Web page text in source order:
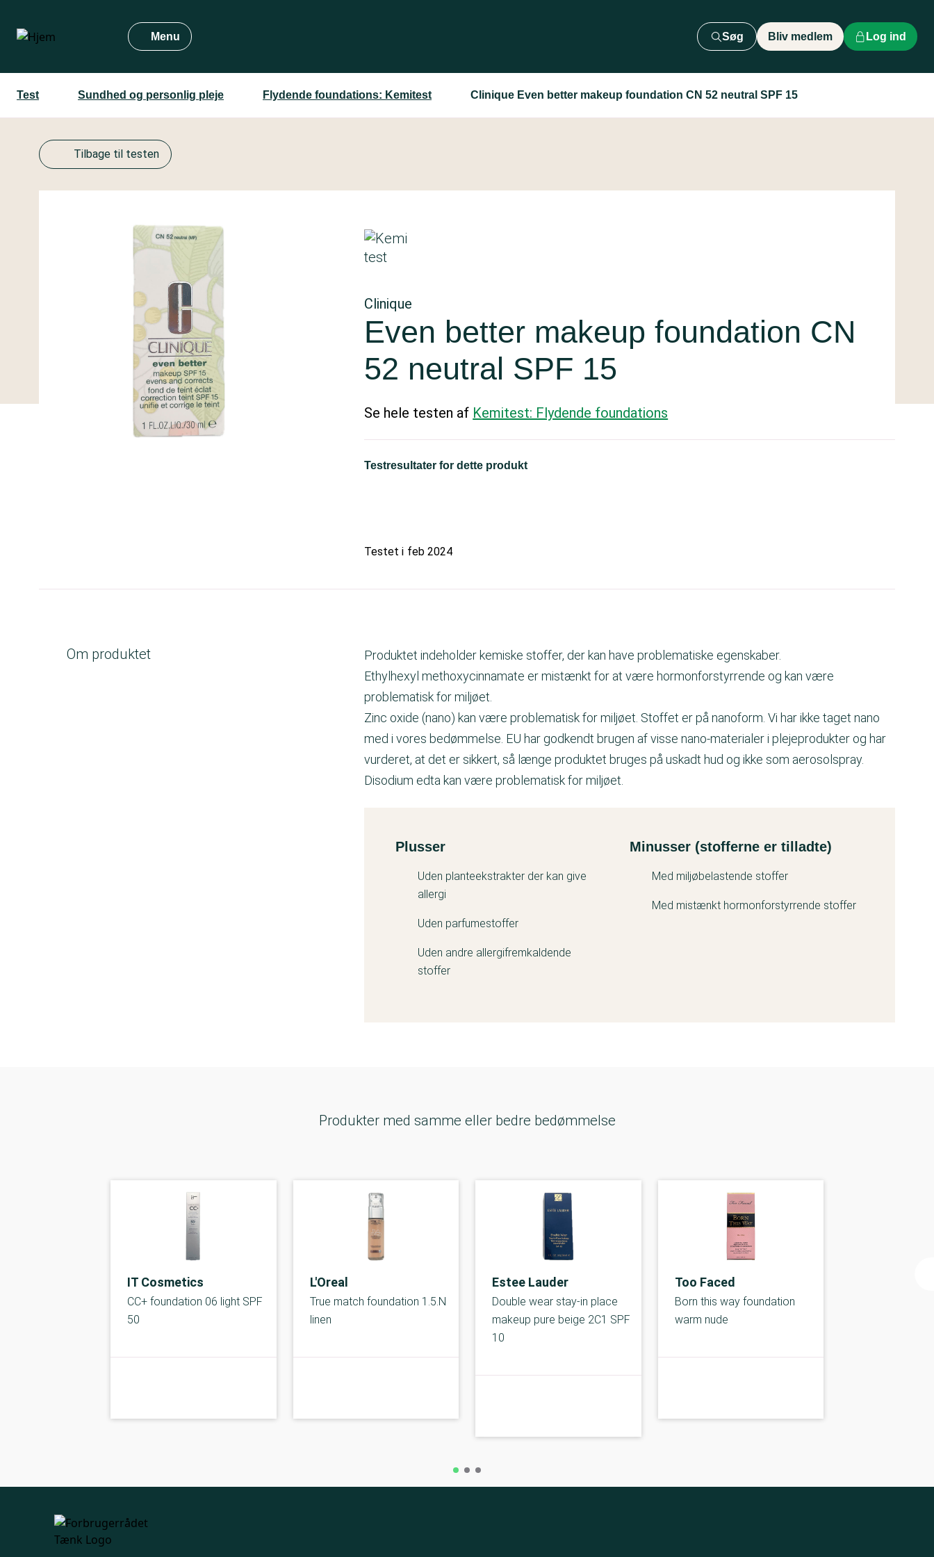
hovedindhold
Menu Søg Bliv medlem Log ind
Test Sundhed og personlig pleje Flydende foundations: Kemitest Clinique Even better makeup foundation CN 52 neutral SPF 15
Tilbage til testen
Clinique
Even better makeup foundation CN
52 neutral SPF 15
Se hele testen af Kemitest: Flydende foundations
Testresultater for dette produkt
Testet i feb 2024
Om produktet
Produktet indeholder kemiske stoffer, der kan have problematiske egenskaber.
Ethylhexyl methoxycinnamate er mistænkt for at være hormonforstyrrende og kan være
problematisk for miljøet.
Zinc oxide (nano) kan være problematisk for miljøet. Stoffet er på nanoform. Vi har ikke taget nano
med i vores bedømmelse. EU har godkendt brugen af visse nano-materialer i plejeprodukter og har
vurderet, at det er sikkert, så længe produktet bruges på uskadt hud og ikke som aerosolspray.
Disodium edta kan være problematisk for miljøet.
Kemitest
Plusser Minusser (stofferne er tilladte)
Uden planteekstrakter der kan give
allergi
Uden parfumestoffer
Uden andre allergifremkaldende
stoffer
Med miljøbelastende stoffer
Med mistænkt hormonforstyrrende stoffer
Produkter med samme eller bedre bedømmelse
IT Cosmetics
CC+ foundation 06 light SPF
50
L'Oreal
True match foundation 1.5.N
linen
Estee Lauder
Double wear stay-in place
makeup pure beige 2C1 SPF
10
Too Faced
Born this way foundation
warm nude